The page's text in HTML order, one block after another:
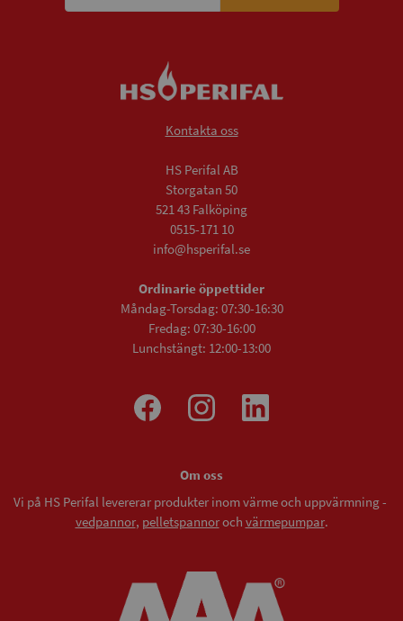
Kontakta oss
HS Perifal AB
Storgatan 50
521 43 Falköping
0515-171 10
info@hsperifal.se
Ordinarie öppettider
Måndag-Torsdag: 07:30-16:30
Fredag: 07:30-16:00
Lunchstängt: 12:00-13:00
Om oss
Vi på HS Perifal levererar produkter inom värme och uppvärmning -
vedpannor, pelletspannoroch värmepumpar.